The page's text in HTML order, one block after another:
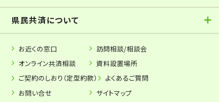
県民共済について
お近くの窓口
訪問相談/相談会
オンライン共済相談
資料設置場所
ご契約のしおり（定型約款）
よくあるご質問
お問い合せ
サイトマップ